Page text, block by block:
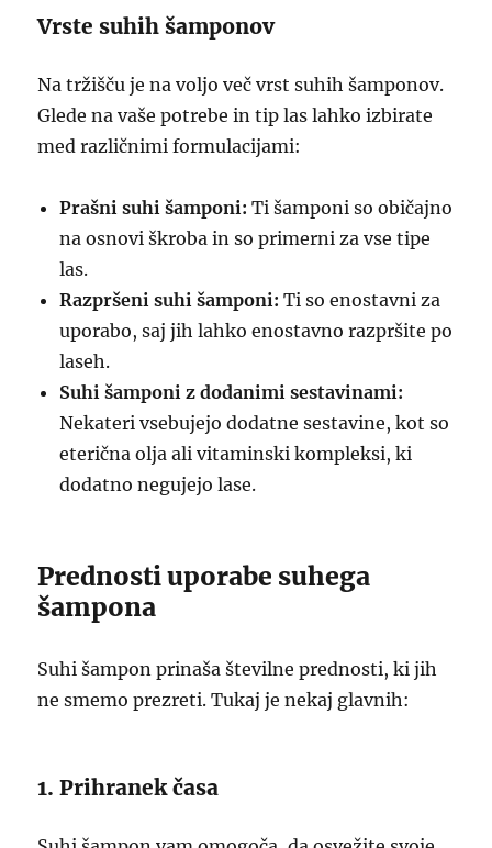
Vrste suhih šamponov
Na tržišču je na voljo več vrst suhih šamponov.
Glede na vaše potrebe in tip las lahko izbirate
med različnimi formulacijami:
Prašni suhi šamponi: Ti šamponi so običajno
na osnovi škroba in so primerni za vse tipe
las.
Razpršeni suhi šamponi: Ti so enostavni za
uporabo, saj jih lahko enostavno razpršite po
laseh.
Suhi šamponi z dodanimi sestavinami:
Nekateri vsebujejo dodatne sestavine, kot so
eterična olja ali vitaminski kompleksi, ki
dodatno negujejo lase.
Prednosti uporabe suhega
šampona
Suhi šampon prinaša številne prednosti, ki jih
ne smemo prezreti. Tukaj je nekaj glavnih:
1. Prihranek časa